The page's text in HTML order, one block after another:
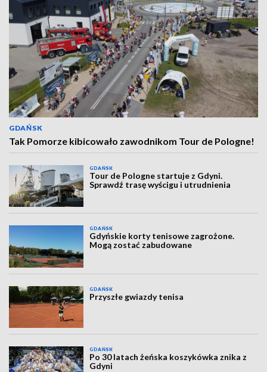
GDAŃSK
Tak Pomorze kibicowało zawodnikom Tour de Pologne!
GDAŃSK
Tour de Pologne startuje z Gdyni.
Sprawdź trasę wyścigu i utrudnienia
GDAŃSK
Gdyńskie korty tenisowe zagrożone.
Mogą zostać zabudowane
GDAŃSK
Przyszłe gwiazdy tenisa
GDAŃSK
Po 30 latach żeńska koszykówka znika z
Gdyni